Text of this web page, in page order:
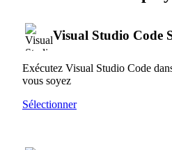
Visual Studio Code
Exécutez Visual Studio Code
vous soyez
Sélectionner